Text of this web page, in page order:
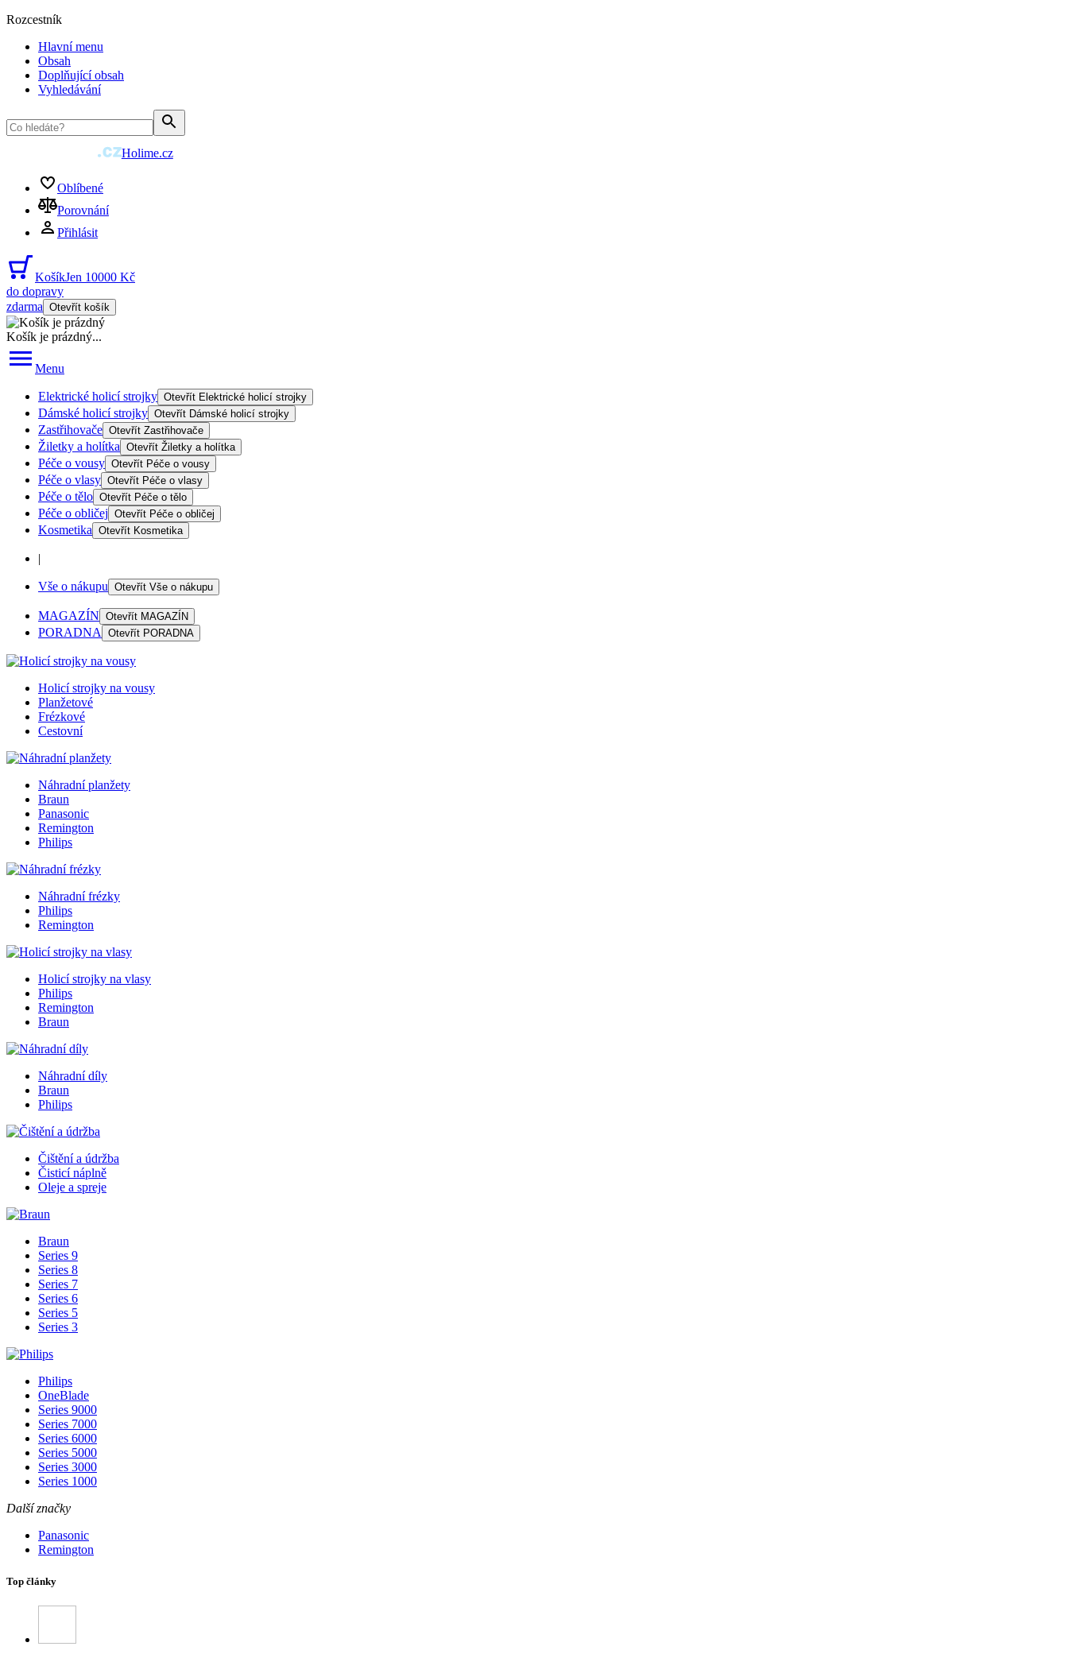
Rozcestník
Hlavní menu
Obsah
Doplňující obsah
Vyhledávání
Holime.cz
Oblíbené
Porovnání
Přihlásit
KošíkJen 10000 Kč
do dopravy
zdarma Otevřít košík
Košík je prázdný...
Menu
Elektrické holicí strojky Otevřít Elektrické holicí strojky
Dámské holicí strojky Otevřít Dámské holicí strojky
Zastřihovače Otevřít Zastřihovače
Žiletky a holítka Otevřít Žiletky a holítka
Péče o vousy Otevřít Péče o vousy
Péče o vlasy Otevřít Péče o vlasy
Péče o tělo Otevřít Péče o tělo
Péče o obličej Otevřít Péče o obličej
Kosmetika Otevřít Kosmetika
|
Vše o nákupu Otevřít Vše o nákupu
MAGAZÍN Otevřít MAGAZÍN
PORADNA Otevřít PORADNA
Holicí strojky na vousy
Planžetové
Frézkové
Cestovní
Náhradní planžety
Braun
Panasonic
Remington
Philips
Náhradní frézky
Philips
Remington
Holicí strojky na vlasy
Philips
Remington
Braun
Náhradní díly
Braun
Philips
Čištění a údržba
Čisticí náplně
Oleje a spreje
Braun
Series 9
Series 8
Series 7
Series 6
Series 5
Series 3
Philips
OneBlade
Series 9000
Series 7000
Series 6000
Series 5000
Series 3000
Series 1000
Další značky
Panasonic
Remington
Top články